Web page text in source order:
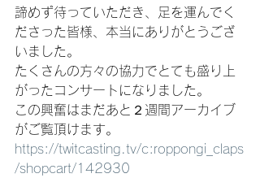
諦めず待っていただき、足を運んでく
ださった皆様、本当にありがとうござ
いました。
たくさんの方々の協力でとても盛り上
がったコンサートになりました。
この興奮はまだあと２週間アーカイブ
がご覧頂けます。
https://twitcasting.tv/c:roppongi_claps
/shopcart/142930